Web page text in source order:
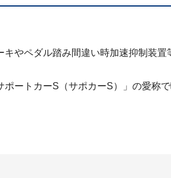
やペダル踏み間違い時加速抑制装置
ートカーS（サポカーS）」の愛称